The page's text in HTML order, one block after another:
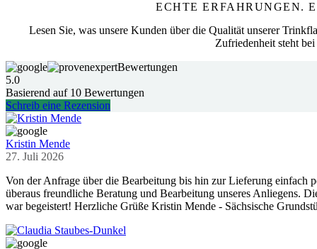
ECHTE ERFAHRUNGEN.
Lesen Sie, was unsere Kunden über die Qualität unserer
Zufriedenheit steht
Bewertungen
5.0
Basierend auf 10 Bewertungen
Schreib eine Rezension
Kristin Mende
27. Juli 2026
Von der Anfrage über die Bearbeitung bis hin zur Lieferung einfach
überaus freundliche Beratung und Bearbeitung unseres Anliegens.
war begeistert! Herzliche Grüße Kristin Mende - Sächsische